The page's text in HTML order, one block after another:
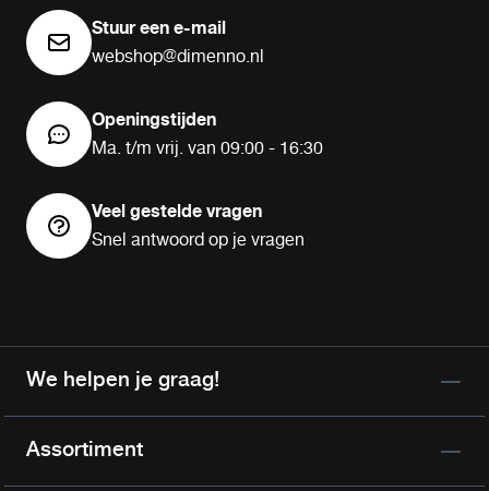
Stuur een e-mail
webshop@dimenno.nl
Openingstijden
Ma. t/m vrij. van 09:00 - 16:30
Veel gestelde vragen
Snel antwoord op je vragen
We helpen je graag!
Assortiment